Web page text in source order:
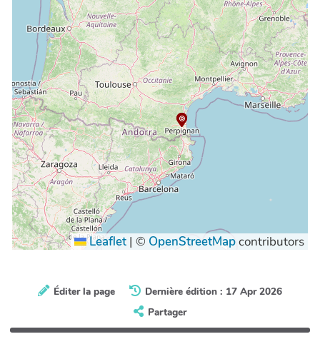
Leaflet | © OpenStreetMapcontributors
Éditer la page
Dernière édition : 17 Apr 2026
Partager